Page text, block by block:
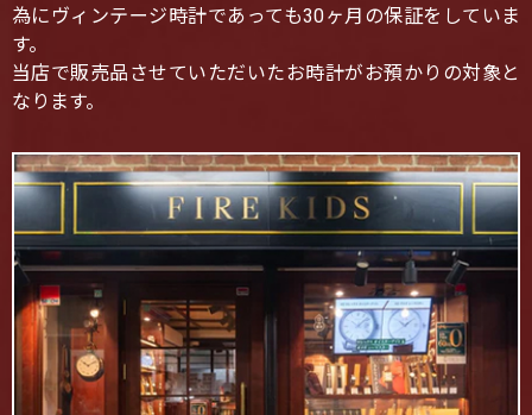
為にヴィンテージ時計であっても30ヶ月の保証をしていま
す。
当店で販売品させていただいたお時計がお預かりの対象と
なります。